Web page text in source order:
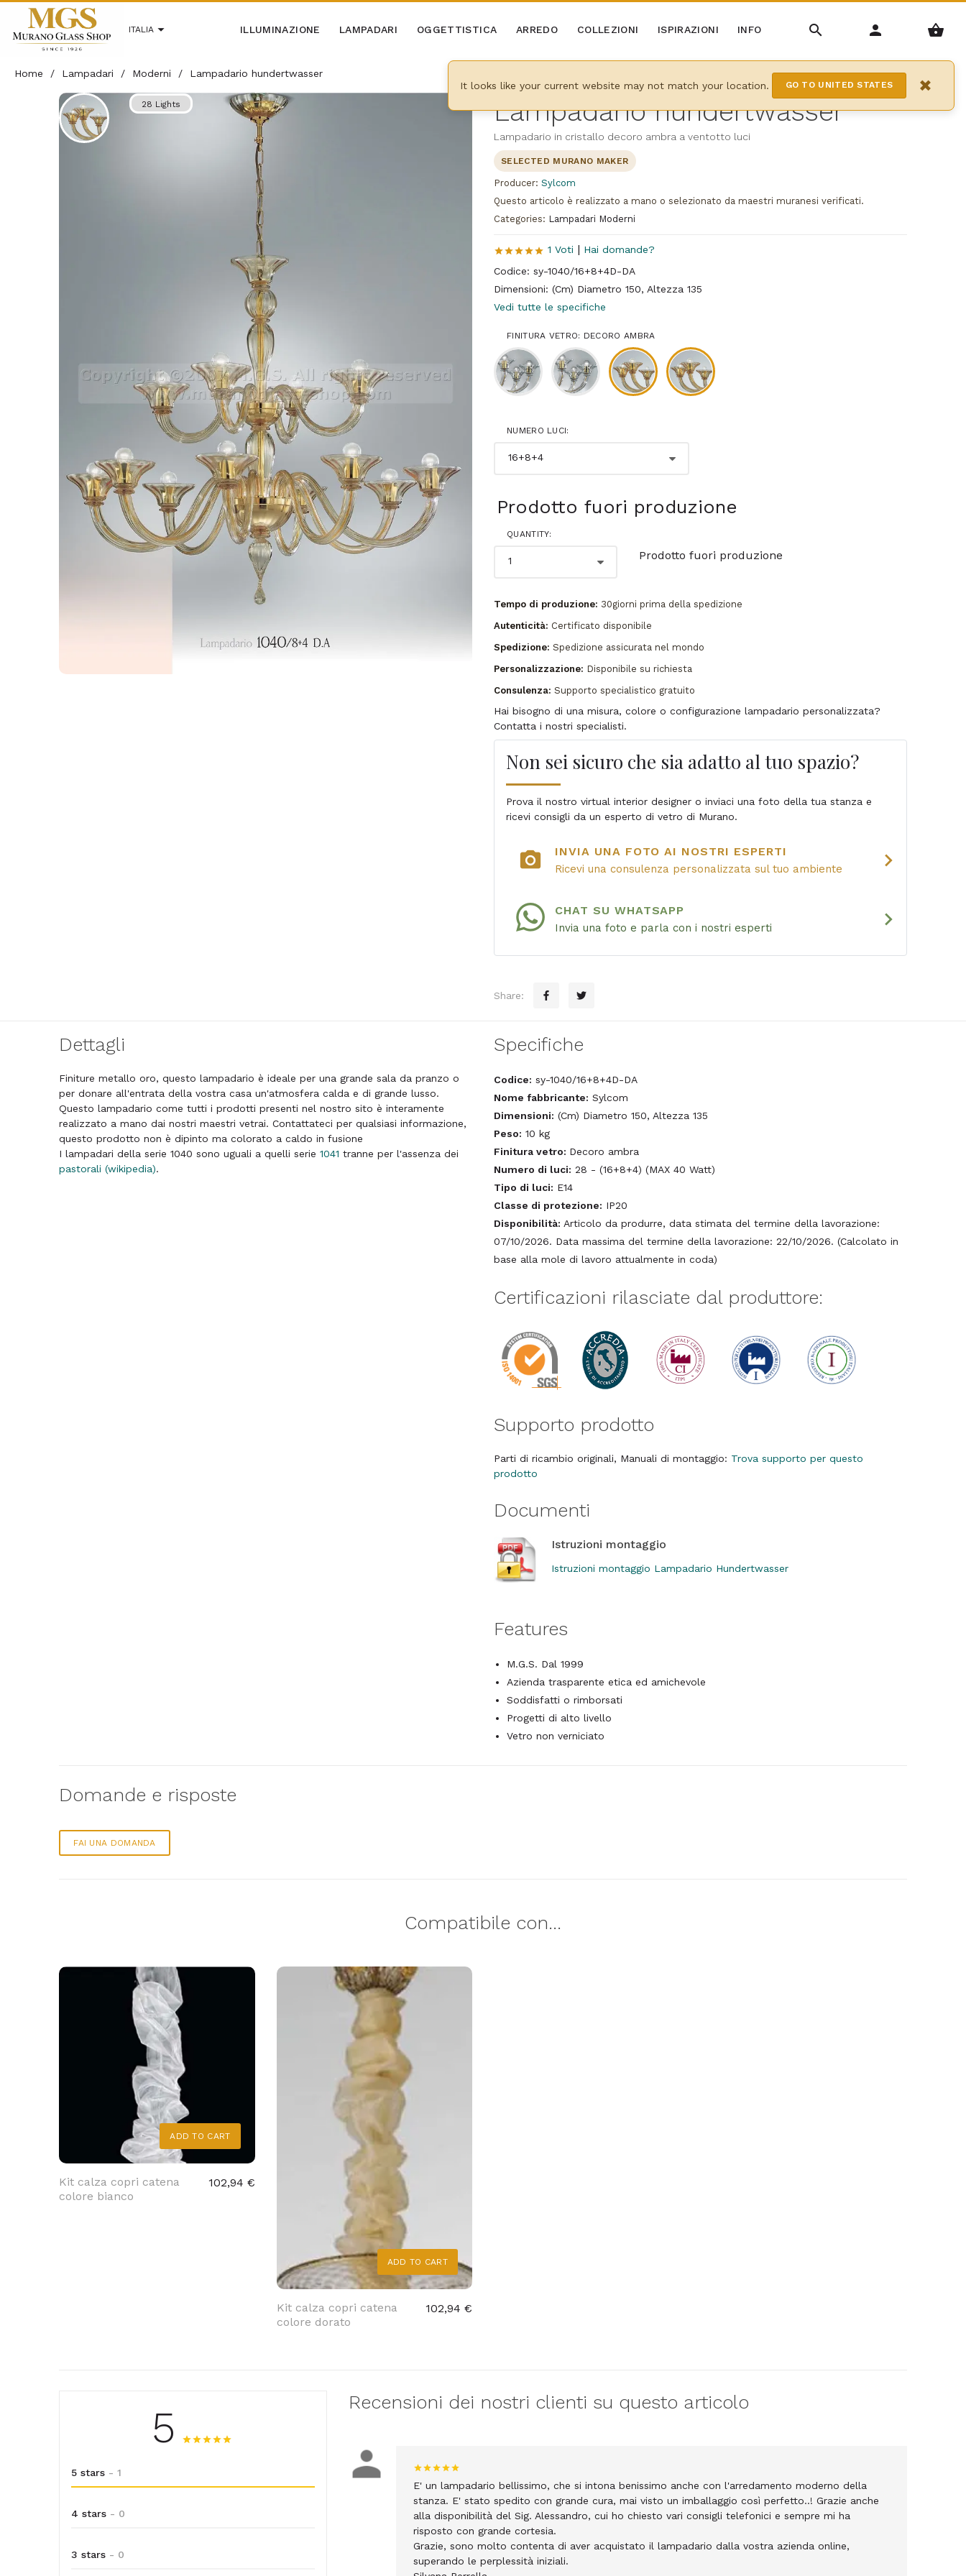
It looks like your current website may not match your location. GO TO UNITED STATES ×
ITALIA ILLUMINAZIONE LAMPADARI OGGETTISTICA ARREDO COLLEZIONI ISPIRAZIONI INFO
Home / Lampadari / Moderni / Lampadario hundertwasser
28 Lights Lampadario hundertwasser
Lampadario in cristallo decoro ambra a ventotto luci
SELECTED MURANO MAKER
Producer: Sylcom
Questo articolo è realizzato a mano o selezionato da maestri muranesi verificati.
Categories: Lampadari Moderni
1 Voti | Hai domande?
Codice: sy-1040/16+8+4D-DA
Dimensioni: (Cm) Diametro 150, Altezza 135
Vedi tutte le specifiche
FINITURA VETRO: DECORO AMBRA
NUMERO LUCI:
Prodotto fuori produzione
QUANTITY:
Prodotto fuori produzione
Tempo di produzione: 30giorni prima della spedizione
Autenticità: Certificato disponibile
Spedizione: Spedizione assicurata nel mondo
Personalizzazione: Disponibile su richiesta
Consulenza: Supporto specialistico gratuito
Hai bisogno di una misura, colore o configurazione lampadario personalizzata?
Contatta i nostri specialisti.
Non sei sicuro che sia adatto al tuo spazio?
Prova il nostro virtual interior designer o inviaci una foto della tua stanza e
ricevi consigli da un esperto di vetro di Murano.
photo_camera INVIA UNA FOTO AI NOSTRI ESPERTI
Ricevi una consulenza personalizzata sul tuo ambiente chevron_right
CHAT SU WHATSAPP
Invia una foto e parla con i nostri esperti chevron_right
Share:
Dettagli
Finiture metallo oro, questo lampadario è ideale per una grande sala da pranzo o
per donare all'entrata della vostra casa un'atmosfera calda e di grande lusso.
Questo lampadario come tutti i prodotti presenti nel nostro sito è interamente
realizzato a mano dai nostri maestri vetrai. Contattateci per qualsiasi informazione,
questo prodotto non è dipinto ma colorato a caldo in fusione
I lampadari della serie 1040 sono uguali a quelli serie1041 tranne per l'assenza dei
pastorali (wikipedia).
Specifiche
Codice: sy-1040/16+8+4D-DA
Nome fabbricante: Sylcom
Dimensioni: (Cm) Diametro 150, Altezza 135
Peso: 10 kg
Finitura vetro: Decoro ambra
Numero di luci: 28 - (16+8+4) (MAX 40 Watt)
Tipo di luci: E14
Classe di protezione: IP20
Disponibilità: Articolo da produrre, data stimata del termine della lavorazione:
07/10/2026. Data massima del termine della lavorazione: 22/10/2026. (Calcolato in
base alla mole di lavoro attualmente in coda)
Certificazioni rilasciate dal produttore:
Supporto prodotto
Parti di ricambio originali, Manuali di montaggio: Trova supporto per questo
prodotto
Documenti
Istruzioni montaggio
Istruzioni montaggio Lampadario Hundertwasser
Features
M.G.S. Dal 1999
Azienda trasparente etica ed amichevole
Soddisfatti o rimborsati
Progetti di alto livello
Vetro non verniciato
Domande e risposte
FAI UNA DOMANDA
Compatibile con...
ADD TO CART
Kit calza copri catena
colore bianco
102,94 €
ADD TO CART
Kit calza copri catena
colore dorato
102,94 €
5
5 stars - 1
4 stars - 0
3 stars - 0
Recensioni dei nostri clienti su questo articolo
E' un lampadario bellissimo, che si intona benissimo anche con l'arredamento moderno della
stanza. E' stato spedito con grande cura, mai visto un imballaggio così perfetto..! Grazie anche
alla disponibilità del Sig. Alessandro, cui ho chiesto vari consigli telefonici e sempre mi ha
risposto con grande cortesia.
Grazie, sono molto contenta di aver acquistato il lampadario dalla vostra azienda online,
superando le perplessità iniziali.